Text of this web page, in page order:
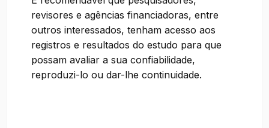
revisores e agências financiadoras, entre
outros interessados, tenham acesso aos
registros e resultados do estudo para que
possam avaliar a sua confiabilidade,
reproduzi-lo ou dar-lhe continuidade.